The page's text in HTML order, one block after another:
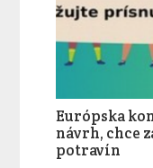
Európska
návrh, chce
potravín